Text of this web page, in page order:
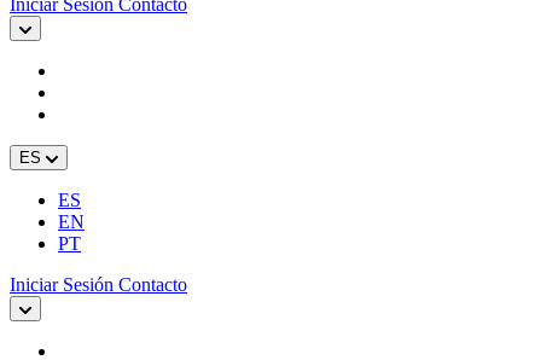
ES
ES
EN
PT
Iniciar Sesión Contacto